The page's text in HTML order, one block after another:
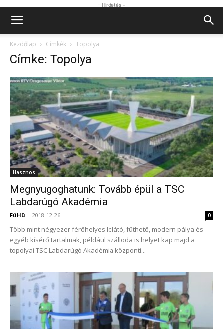
- Hirdetés -
Kezdőlap Címkék Topolya
Címke: Topolya
Hasznos
Megnyugoghatunk: Tovább épül a TSC
Labdarúgó Akadémia
FüHü - 2018-12-26 0
Több mint négyezer férőhelyes lelátó, fűthető, modern pálya és
egyéb kísérő tartalmak, például szálloda is helyet kap majd a
topolyai TSC Labdarúgó Akadémia központi...